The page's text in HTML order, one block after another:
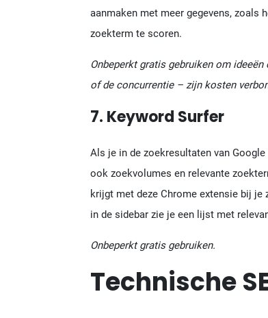
aanmaken met meer gegevens,
zoekterm te scoren.
Onbeperkt gratis gebruiken om
of de concurrentie – zijn kosten
7. Keyword Surfer
Als je in de zoekresultaten van
ook zoekvolumes en relevante
krijgt met deze Chrome extensie bij
in de sidebar zie je een lijst met
Onbeperkt gratis gebruiken.
Technische